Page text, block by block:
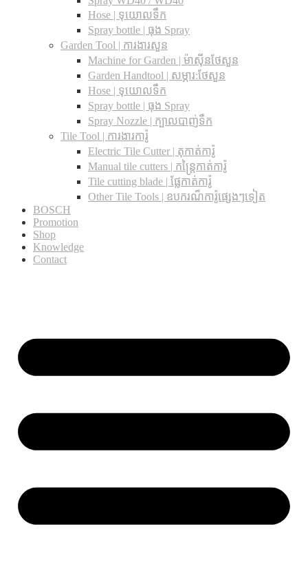
Hose | ទុយោលទឹក
Spray bottle | ធុង Spray
Garden Tool | ការងារសួន
Machine for Garden | ម៉ាស៊ីនថែសួន
Garden Handtool | សម្ភារ:ថែសួន
Hose | ទុយោលទឹក
Spray bottle | ធុង Spray
Spray Nozzle | ក្បាលបាញ់ទឹក
Tile Tool | ការងារការ៉ូ
Electric Tile Cutter | តុកាត់ការ៉ូ
Manual tile cutters | កន្ត្រៃកាត់ការ៉ូ
Tile cutting blade | ផ្លែកាត់ការ៉ូ
Other Tile Tools | ឧបករណ៏ការ៉ូផ្សេងៗទៀត
BOSCH
Promotion
Shop
Knowledge
Contact